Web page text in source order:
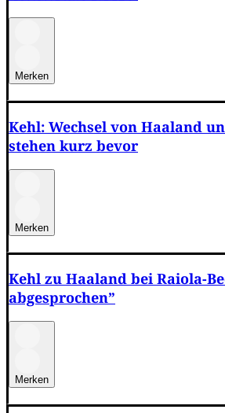
Merken
Kehl: Wechsel von Haaland
stehen kurz bevor
Merken
Kehl zu Haaland bei Raiola-
abgesprochen”
Merken